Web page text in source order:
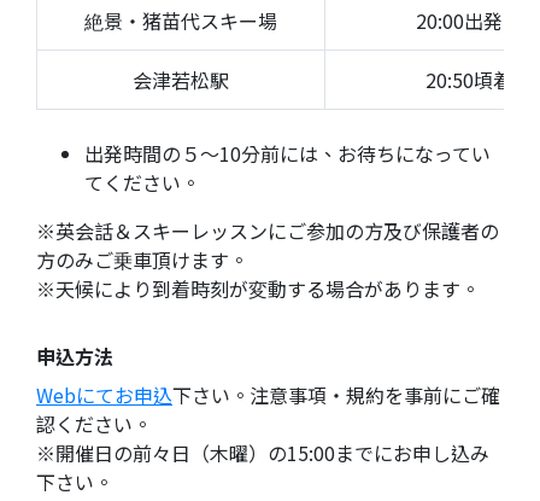
絶景・猪苗代スキー場 20:00出発↓
会津若松駅 20:50頃着
出発時間の５〜10分前には、お待ちになってい
てください。
※英会話＆スキーレッスンにご参加の方及び保護者の
方のみご乗車頂けます。
※天候により到着時刻が変動する場合があります。
申込方法
Webにてお申込下さい。注意事項・規約を事前にご確
認ください。
※開催日の前々日（木曜）の15:00までにお申し込み
下さい。